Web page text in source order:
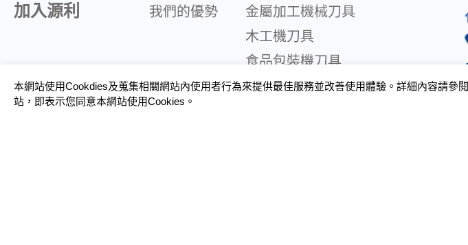
加入源利
我們的優勢
金屬加工機械刀具
木工機刀具
食品包裝機刀具
橡塑膠機械刀具
本網站使用Cookdies及蒐集相關網站內使用者行為來提供最佳服務並改善使用體驗。詳細內容請參閱
站，即表示您同意本網站使用Cookies。